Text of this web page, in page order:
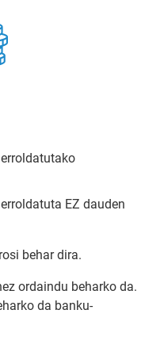
EZ dauden
behar dira.
ordaindu beharko da.
da banku-